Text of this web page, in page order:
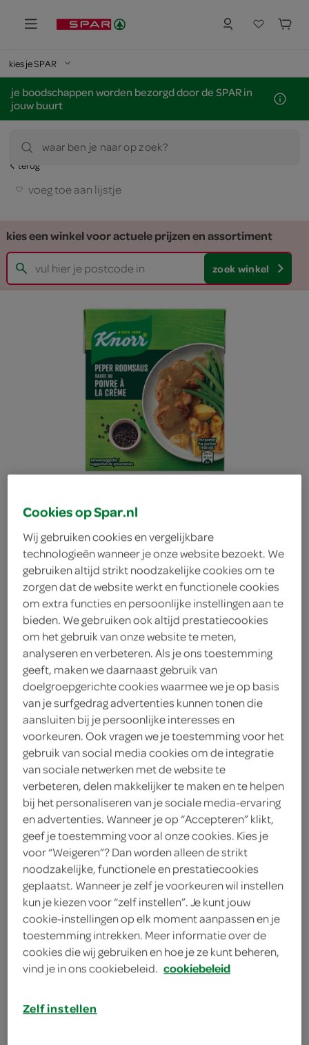
kies je SPAR
je boodschappen worden bezorgd door de SPAR in
jouw buurt
waar ben je naar op zoek?
terug
voeg toe aan lijstje
kies een winkel voor actuele prijzen en assortiment
zoek winkel
Knorr peper roomsaus
Knorr
3.39
300 Milliliter
Let op: aanbiedingen zijn niet zichtbaar bij de
producten, maar worden wél automatisch
verwerkt in de winkelmand.
De perfecte saus om heerlijke gerechten mee te
bereiden
lekker bij biefstuk, gehakt of kip
met pure , pittige smaak
makkelijk in gebruik
Cookies op Spar.nl
Wij gebruiken cookies en vergelijkbare
technologieën wanneer je onze website bezoekt. We
gebruiken altijd strikt noodzakelijke cookies om te
zorgen dat de website werkt en functionele cookies
om extra functies en persoonlijke instellingen aan te
bieden. We gebruiken ook altijd prestatiecookies
om het gebruik van onze website te meten,
analyseren en verbeteren. Als je ons toestemming
geeft, maken we daarnaast gebruik van
doelgroepgerichte cookies waarmee we je op basis
van je surfgedrag advertenties kunnen tonen die
aansluiten bij je persoonlijke interesses en
voorkeuren. Ook vragen we je toestemming voor het
gebruik van social media cookies om de integratie
van sociale netwerken met de website te
verbeteren, delen makkelijker te maken en te helpen
bij het personaliseren van je sociale media-ervaring
en advertenties. Wanneer je op “Accepteren” klikt,
geef je toestemming voor al onze cookies. Kies je
voor “Weigeren”? Dan worden alleen de strikt
noodzakelijke, functionele en prestatiecookies
geplaatst. Wanneer je zelf je voorkeuren wil instellen
kun je kiezen voor “zelf instellen”. Je kunt jouw
cookie-instellingen op elk moment aanpassen en je
toestemming intrekken. Meer informatie over de
cookies die wij gebruiken en hoe je ze kunt beheren,
vind je in ons cookiebeleid. cookiebeleid
Zelf instellen